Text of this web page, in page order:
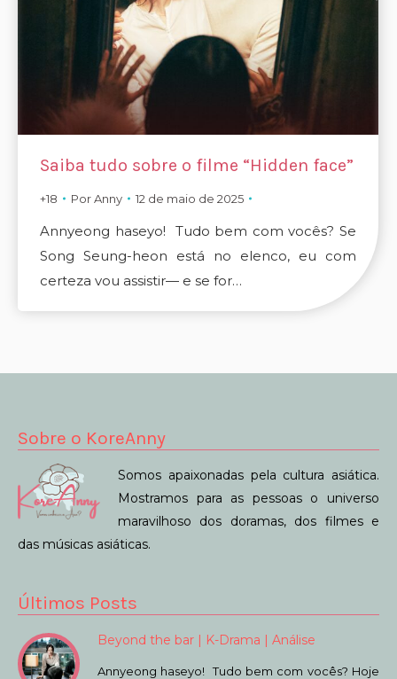
Saiba tudo sobre o filme “Hidden face”
+18 PorAnny 12 de maio de 2025
Annyeong haseyo! Tudo bem com vocês? Se
Song Seung-heon está no elenco, eu com
certeza vou assistir— e se for…
Sobre o KoreAnny
Somos apaixonadas pela cultura asiática.
Mostramos para as pessoas o universo
maravilhoso dos doramas, dos filmes e
das músicas asiáticas.
Últimos Posts
Beyond the bar | K-Drama | Análise
Annyeong haseyo! Tudo bem com vocês? Hoje